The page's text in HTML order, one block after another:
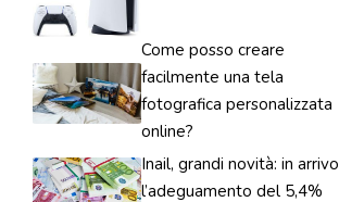
Come posso creare
facilmente una tela
fotografica personalizzata
online?
Inail, grandi novità: in arrivo
l’adeguamento del 5,4%